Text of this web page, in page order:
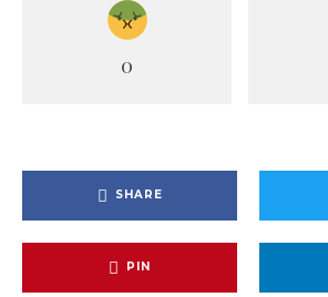
0
SHARE
PIN